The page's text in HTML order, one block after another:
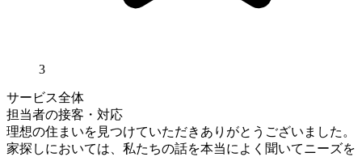
3
サービス全体
担当者の接客・対応
理想の住まいを見つけていただきありがとうございました。
家探しにおいては、私たちの話を本当によく聞いてニーズを